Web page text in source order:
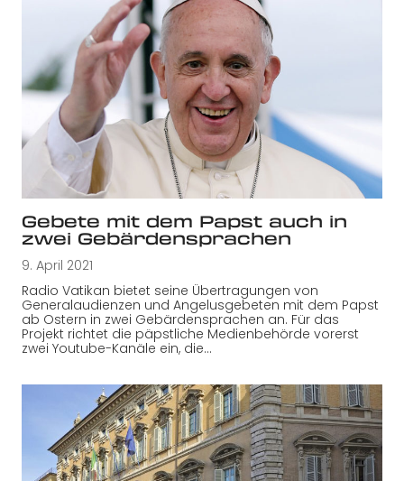
Gebete mit dem Papst auch in
zwei Gebärdensprachen
9. April 2021
Radio Vatikan bietet seine Übertragungen von
Generalaudienzen und Angelusgebeten mit dem Papst
ab Ostern in zwei Gebärdensprachen an. Für das
Projekt richtet die päpstliche Medienbehörde vorerst
zwei Youtube-Kanäle ein, die…